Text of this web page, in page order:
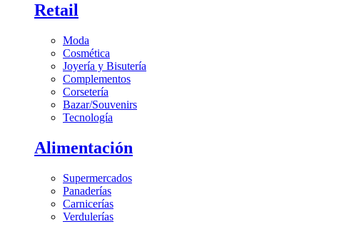
Retail
Moda
Cosmética
Joyería y Bisutería
Complementos
Corsetería
Bazar/Souvenirs
Tecnología
Alimentación
Supermercados
Panaderías
Carnicerías
Verdulerías